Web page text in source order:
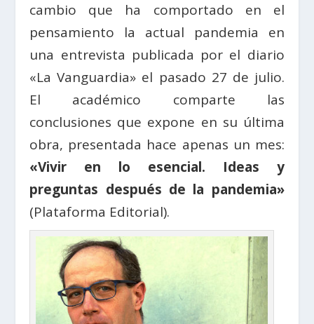
cambio que ha comportado en el
pensamiento la actual pandemia en
una entrevista publicada por el diario
«La Vanguardia» el pasado 27 de julio.
El académico comparte las
conclusiones que expone en su última
obra, presentada hace apenas un mes:
«Vivir en lo esencial. Ideas y
preguntas después de la pandemia»
(Plataforma Editorial).